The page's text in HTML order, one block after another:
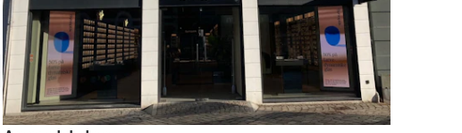
Firkantede solbriller
Sorte solbriller
Brune solbriller